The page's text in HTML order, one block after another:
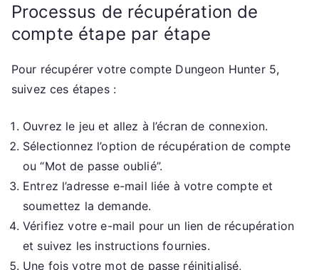
Processus de récupération de
compte étape par étape
Pour récupérer votre compte Dungeon Hunter 5,
suivez ces étapes :
Ouvrez le jeu et allez à l’écran de connexion.
Sélectionnez l’option de récupération de compte
ou “Mot de passe oublié”.
Entrez l’adresse e-mail liée à votre compte et
soumettez la demande.
Vérifiez votre e-mail pour un lien de récupération
et suivez les instructions fournies.
Une fois votre mot de passe réinitialisé,